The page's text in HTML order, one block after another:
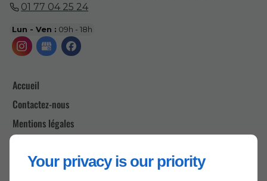
Your privacy is our priority
01 77 04 25 24
Lun - Ven : 09h - 18h
Accueil
Contactez-nous
Mentions légales